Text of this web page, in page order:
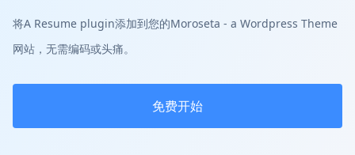
将A Resume plugin添加到您的Moroseta - a Wordpress Theme
网站，无需编码或头痛。
免费开始